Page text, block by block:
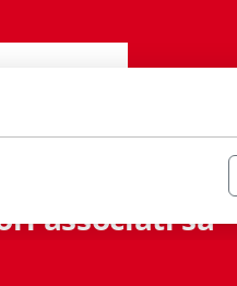
associati sa